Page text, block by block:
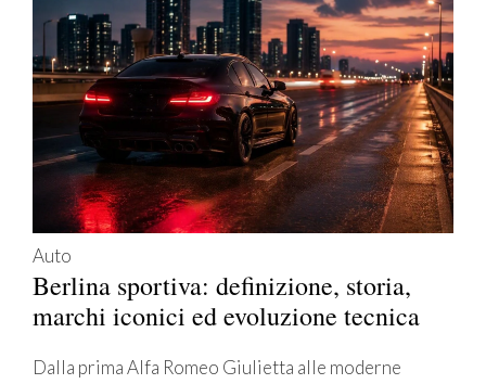
Auto
Berlina sportiva: definizione, storia,
marchi iconici ed evoluzione tecnica
Dalla prima Alfa Romeo Giulietta alle moderne